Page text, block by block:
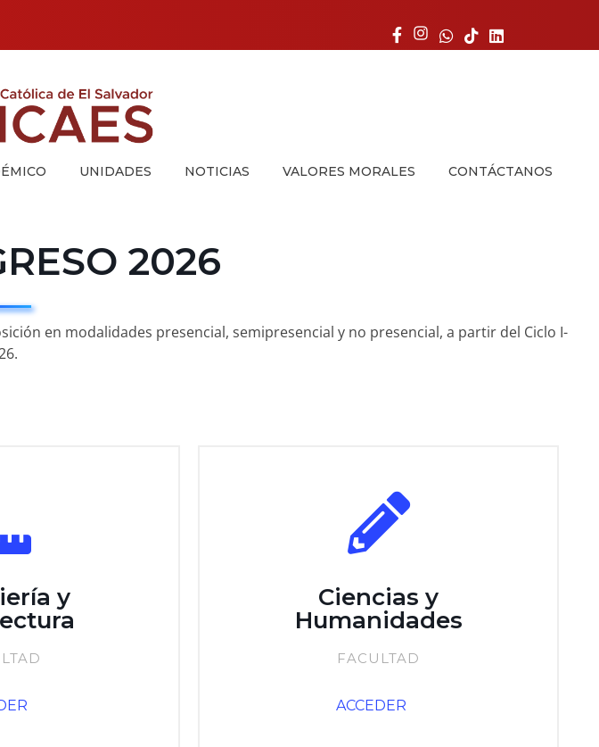
UNIDADES NOTICIAS VALORES MORALES CONTÁCTANOS
2026
en modalidades presencial, semipresencial y no presencial, a partir del Ciclo I-
y
Ciencias y
Humanidades
FACULTAD
ACCEDER